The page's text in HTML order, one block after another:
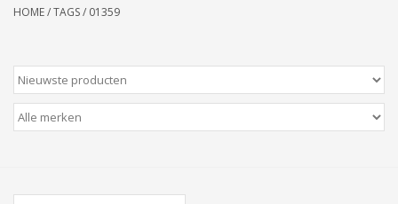
Wenskaarten
Zeeuws/Streek
HOME/TAGS/ 01359